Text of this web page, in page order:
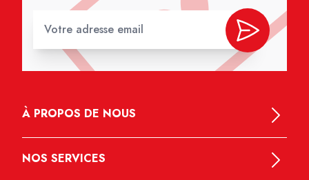
À PROPOS DE NOUS
NOS SERVICES